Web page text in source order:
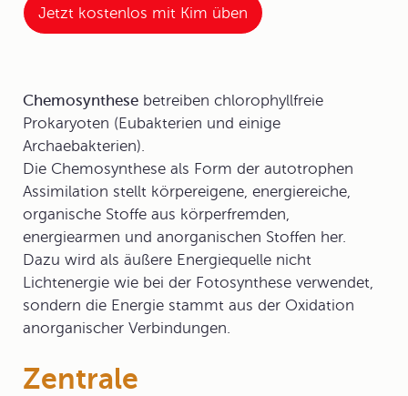
Jetzt kostenlos mit Kim üben
Chemosynthese betreiben chlorophyllfreie
Prokaryoten (Eubakterien und einige
Archaebakterien).
Die Chemosynthese als Form der autotrophen
Assimilation stellt körpereigene, energiereiche,
organische Stoffe aus körperfremden,
energiearmen und anorganischen Stoffen her.
Dazu wird als äußere Energiequelle nicht
Lichtenergie wie bei der Fotosynthese verwendet,
sondern die Energie stammt aus der Oxidation
anorganischer Verbindungen.
Zentrale